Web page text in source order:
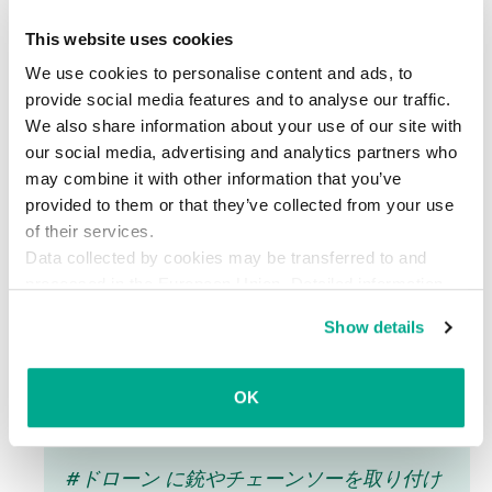
This website uses cookies
We use cookies to personalise content and ads, to
provide social media features and to analyse our traffic.
We also share information about your use of our site with
our social media, advertising and analytics partners who
may combine it with other information that you’ve
provided to them or that they’ve collected from your use
of their services.
Data collected by cookies may be transferred to and
Show details
OK
ップを搭載する必要がありそうです。つまり、メ
ーカー側がリコールをかけるということです。
ガジェットやコネクテッドデバイスが溢れ、イン
ターネットが世界中をつなぐ世界では、こうした
不具合はとんでもない大事に思われますが、ここ
でうやむやにしてはなりません。他の最新テクノ
ロジーと同じで、ドローンも比較的新しい部類に
けて隣人の生垣をめちゃくちゃにすることが可能
ですし、邪悪な目的のためにドローンをハッキン
グする人もいるでしょう。
#ドローン に銃やチェーンソーを取り付け